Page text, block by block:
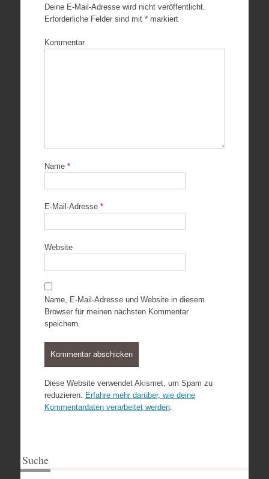
Deine E-Mail-Adresse wird nicht veröffentlicht.
Erforderliche Felder sind mit *markiert
Kommentar
Name *
E-Mail-Adresse *
Website
Name, E-Mail-Adresse und Website in diesem
Browser für meinen nächsten Kommentar
speichern.
Diese Website verwendet Akismet, um Spam zu
reduzieren. Erfahre mehr darüber, wie deine
Kommentardaten verarbeitet werden.
Suche